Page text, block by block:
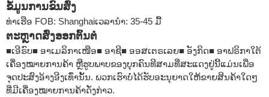
ຂໍ້ມູນການຂົນສົ່ງ
ທ່າເຮືອ FOB: Shanghaiເວລານໍາ: 35-45 ມື້
ຕະຫຼາດສົ່ງອອກຕົ້ນຕໍ
■ເອີຣົບ■ ອາເມລິກາເໜືອ■ ອາຊີ■ ອອສເຕຣເລຍ■ ອັງກິດ■ ອາຟຣິກາໃຕ້
ເຄື່ອງໝາຍການຄ້າ ຫຼືຮູບພາບຂອງບຸກຄົນທີສາມທີ່ສະແດງຢູ່ນີ້ແມ່ນເພື່ອ
ຈຸດປະສົງອ້າງອີງເທົ່ານັ້ນ. ພວກເຮົາບໍ່ໄດ້ຮັບອະນຸຍາດໃຫ້ຂາຍສິນຄ້າໃດໆ
ທີ່ມີເຄື່ອງໝາຍການຄ້າດັ່ງກ່າວ.